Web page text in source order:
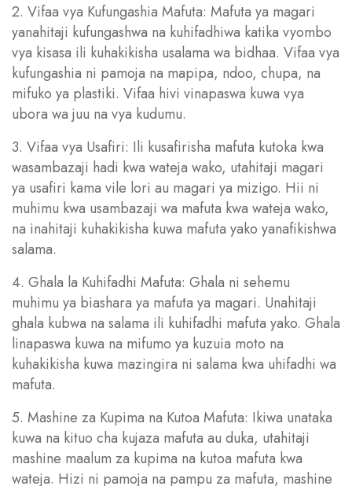
2. Vifaa vya Kufungashia Mafuta: Mafuta ya magari
yanahitaji kufungashwa na kuhifadhiwa katika vyombo
vya kisasa ili kuhakikisha usalama wa bidhaa. Vifaa vya
kufungashia ni pamoja na mapipa, ndoo, chupa, na
mifuko ya plastiki. Vifaa hivi vinapaswa kuwa vya
ubora wa juu na vya kudumu.
3. Vifaa vya Usafiri: Ili kusafirisha mafuta kutoka kwa
wasambazaji hadi kwa wateja wako, utahitaji magari
ya usafiri kama vile lori au magari ya mizigo. Hii ni
muhimu kwa usambazaji wa mafuta kwa wateja wako,
na inahitaji kuhakikisha kuwa mafuta yako yanafikishwa
salama.
4. Ghala la Kuhifadhi Mafuta: Ghala ni sehemu
muhimu ya biashara ya mafuta ya magari. Unahitaji
ghala kubwa na salama ili kuhifadhi mafuta yako. Ghala
linapaswa kuwa na mifumo ya kuzuia moto na
kuhakikisha kuwa mazingira ni salama kwa uhifadhi wa
mafuta.
5. Mashine za Kupima na Kutoa Mafuta: Ikiwa unataka
kuwa na kituo cha kujaza mafuta au duka, utahitaji
mashine maalum za kupima na kutoa mafuta kwa
wateja. Hizi ni pamoja na pampu za mafuta, mashine